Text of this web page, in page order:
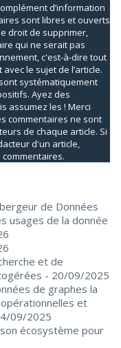
d’information
sont libres et ouverts
droit de supprimer,
qui ne serait pas
c'est-à-dire tout
le sujet de l’article.
systématiquement
Ayez des
assumez les ! Merci
commentaires ne sont
de chaque article. Si
d'un article,
de Données
usages de la donnée
et de
- 20/09/2025
de graphes la
et
09/2025
écosystème pour